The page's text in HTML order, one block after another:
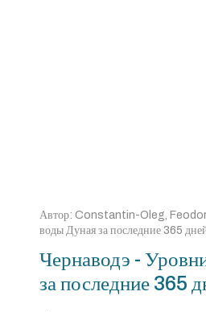
Автор: Constantin-Oleg,
воды Дуная за последние 365
Чернаводэ -
за последние 365